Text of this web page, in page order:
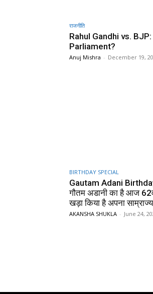
राजनीति
Rahul Gandhi vs.
Parliament?
Anuj Mishra - December 19,
BIRTHDAY SPECIAL
Gautam Adani
गौतम अडानी का है आज
खड़ा किया है अपना
AKANSHA SHUKLA - June 24,